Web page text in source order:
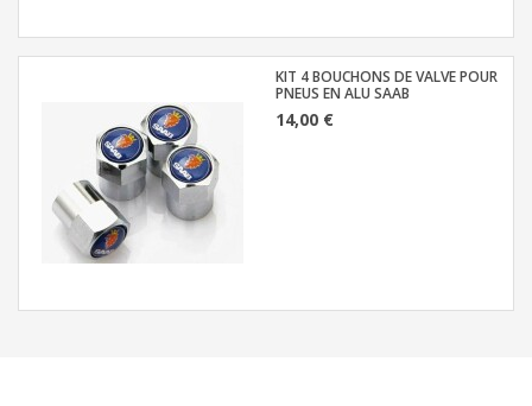
KIT 4 BOUCHONS DE VALVE POUR
PNEUS EN ALU SAAB
14,00 €